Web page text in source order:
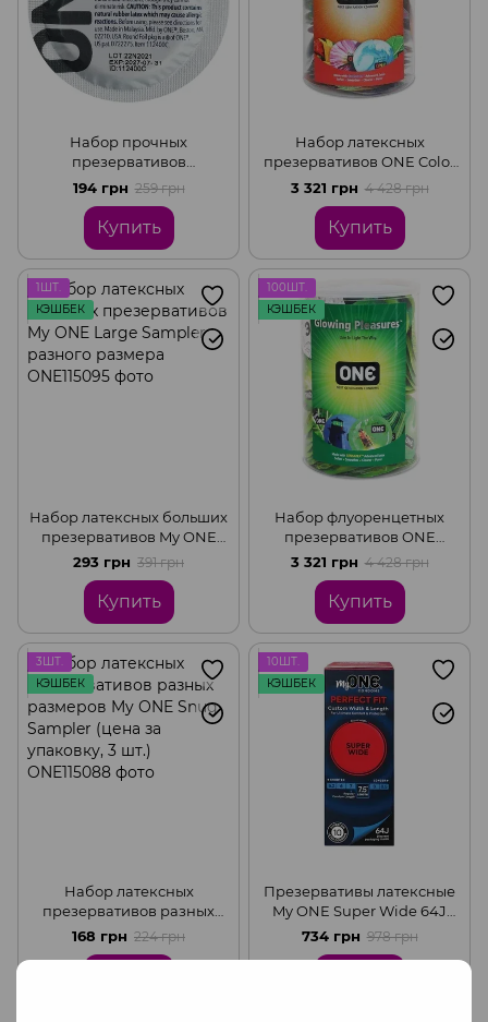
Набор прочных
презервативов
классической формы One
Extra Strong с разным
дизайном (цена за 5 шт.)
194 грн 259 грн
Купить
Набор латексных
презервативов ONE Color
Sensations разноцветные
(цена за упаковку, 100 шт.)
3 321 грн 4 428 грн
Купить
1ШТ.
КЭШБЕК
Набор латексных больших
презервативов My ONE
Large Sampler разного
размера
293 грн 391 грн
Купить
100ШТ.
КЭШБЕК
Набор флуоренцетных
презервативов ONE
Glowing Pleasures светятся
в темноте (цена за
упаковку,100 шт)
3 321 грн 4 428 грн
Купить
3ШТ.
КЭШБЕК
Набор латексных
презервативов разных
размеров My ONE Snug
Sampler (цена за упаковку,
168 грн 224 грн
10ШТ.
КЭШБЕК
Презервативы латексные
My ONE Super Wide 64J
большого размера (цена
за упаковку, 10 шт.)
734 грн 978 грн